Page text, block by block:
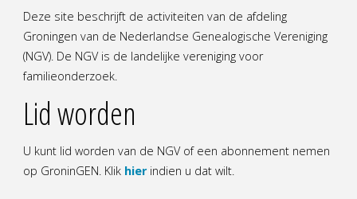
Deze site beschrijft de activiteiten van de afdeling
Groningen van de Nederlandse Genealogische Vereniging
(NGV). De NGV is de landelijke vereniging voor
familieonderzoek.
Lid worden
U kunt lid worden van de NGV of een abonnement nemen
op GroninGEN. Klik hierindien u dat wilt.